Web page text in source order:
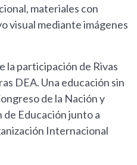
materiales con
visual mediante imágenes
la participación de Rivas
DEA. Una educación sin
de la Nación y
de Educación junto a
Internacional